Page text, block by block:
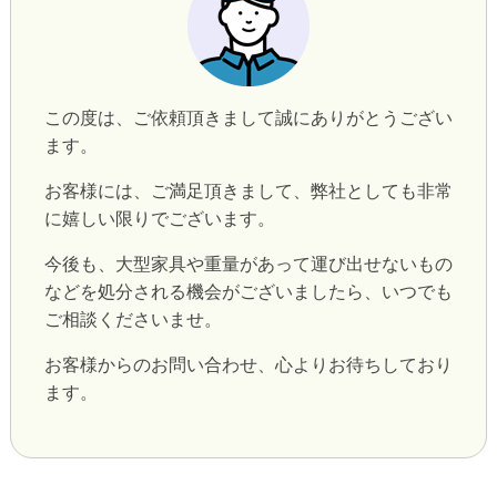
この度は、ご依頼頂きまして誠にありがとうござい
ます。
お客様には、ご満足頂きまして、弊社としても非常
に嬉しい限りでございます。
今後も、大型家具や重量があって運び出せないもの
などを処分される機会がございましたら、いつでも
ご相談くださいませ。
お客様からのお問い合わせ、心よりお待ちしており
ます。